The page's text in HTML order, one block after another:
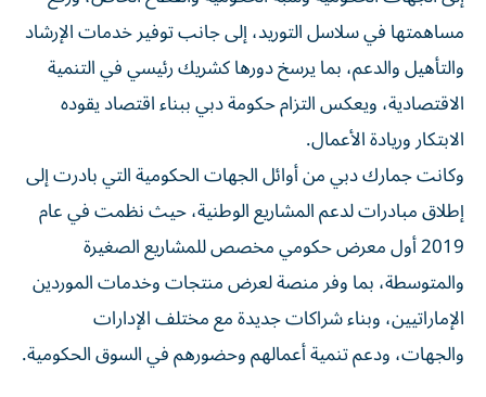
مساهمتها في سلاسل التوريد، إلى جانب توفير خدمات الإرشاد
والتأهيل والدعم، بما يرسخ دورها كشريك رئيسي في التنمية
الاقتصادية، ويعكس التزام حكومة دبي ببناء اقتصاد يقوده
الابتكار وريادة الأعمال.
وكانت جمارك دبي من أوائل الجهات الحكومية التي بادرت إلى
إطلاق مبادرات لدعم المشاريع الوطنية، حيث نظمت في عام
2019 أول معرض حكومي مخصص للمشاريع الصغيرة
والمتوسطة، بما وفر منصة لعرض منتجات وخدمات الموردين
الإماراتيين، وبناء شراكات جديدة مع مختلف الإدارات
والجهات، ودعم تنمية أعمالهم وحضورهم في السوق الحكومية.